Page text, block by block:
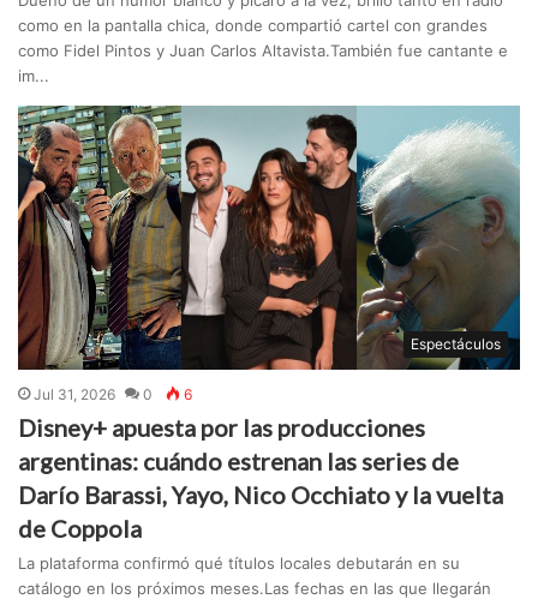
como en la pantalla chica, donde compartió cartel con grandes
como Fidel Pintos y Juan Carlos Altavista.También fue cantante e
im...
Espectáculos
Jul 31, 2026 0 6
Disney+ apuesta por las producciones
argentinas: cuándo estrenan las series de
Darío Barassi, Yayo, Nico Occhiato y la vuelta
de Coppola
La plataforma confirmó qué títulos locales debutarán en su
catálogo en los próximos meses.Las fechas en las que llegarán